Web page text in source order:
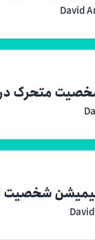
متحرک در
شخصیت